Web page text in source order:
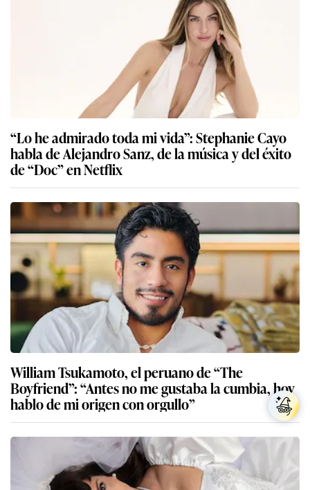
“Lo he admirado toda mi vida”: Stephanie Cayo
habla de Alejandro Sanz, de la música y del éxito
de “Doc” en Netflix
William Tsukamoto, el peruano de “The
Boyfriend”: “Antes no me gustaba la cumbia, hoy
hablo de mi origen con orgullo”